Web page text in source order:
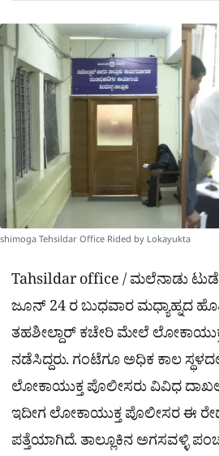
p o a
m
ಕ್
h
a
e
shimoga Tehsildar Office Rided by Lokayukta
Tahsildar office / ಮಲೆನಾಡು
ಜೂನ್ 24 ರ ಬುಧವಾರ ಮಧ್ಯಾಹ್ನದ
ತಹಶೀಲ್ದಾರ್ ಕಚೇರಿ ಮೇಲೆ
ನಡೆಸಿದ್ದರು. ಗಂಟೆಗೂ ಅಧಿಕ ಕಾಲ
ಲೋಕಾಯುಕ್ತ ಪೊಲೀಸರು ವಿವಿಧ
ಇದೀಗ ಲೋಕಾಯುಕ್ತ ಪೊಲೀಸರ ಈ
ಪತ್ತೆಯಾಗಿದೆ. ತಾಲ್ಲೂಕಿನ ಅಗಸವಳ್ಳಿ